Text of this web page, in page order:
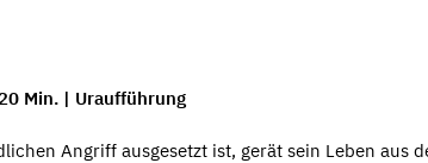
Min. | Uraufführung
Angriff ausgesetzt ist, gerät sein Leben aus